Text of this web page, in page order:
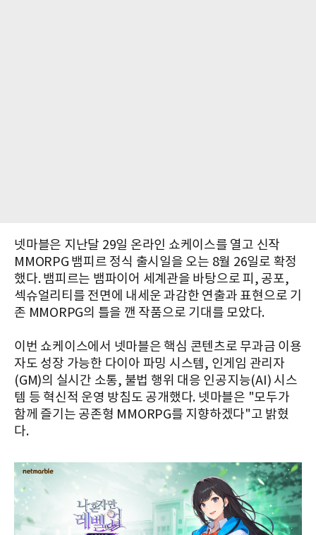
넷마블은 지난달 29일 온라인 쇼케이스를 열고 신작
MMORPG 뱀피르 정식 출시일을 오는 8월 26일로 확정
했다. 뱀피르는 뱀파이어 세계관을 바탕으로 피, 공포,
섹슈얼리티를 전면에 내세운 과감한 연출과 표현으로 기
존 MMORPG의 틀을 깬 작품으로 기대를 모았다.
이번 쇼케이스에서 넷마블은 핵심 콘텐츠로 무과금 이용
자도 성장 가능한 다이아 파밍 시스템, 인게임 관리자
(GM)의 실시간 소통, 불법 행위 대응 인공지능(AI) 시스
템 등 혁신적 운영 방침도 공개했다. 넷마블은 "모두가
함께 즐기는 공존형 MMORPG를 지향하겠다"고 밝혔
다.